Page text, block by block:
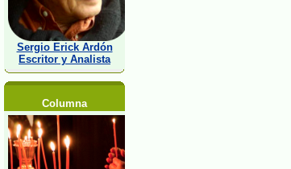
Sergio Erick Ardón
Escritor y Analista
Columna